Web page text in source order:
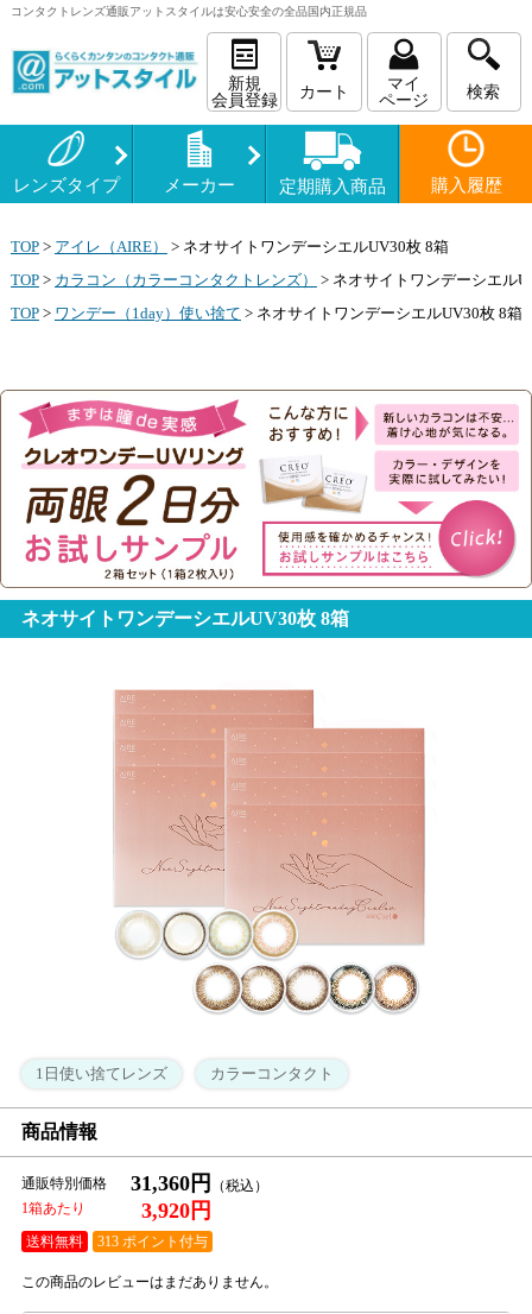
コンタクトレンズ通販アットスタイルは安心安全の全品国内正規品
新規
会員登録
カート
マイ
ページ
検索
レンズタイプ メーカー 定期購入商品 購入履歴
TOP> アイレ（AIRE） > ネオサイトワンデーシエルUV30枚 8箱
TOP> カラコン（カラーコンタクトレンズ） > ネオサイトワンデーシエル
TOP> ワンデー（1day）使い捨て > ネオサイトワンデーシエルUV30枚 8箱
ネオサイトワンデーシエルUV30枚 8箱
1日使い捨てレンズ カラーコンタクト
商品情報
通販特別価格 31,360円
1箱あたり 3,920円
送料無料 313 ポイント付与
この商品のレビューはまだありません。